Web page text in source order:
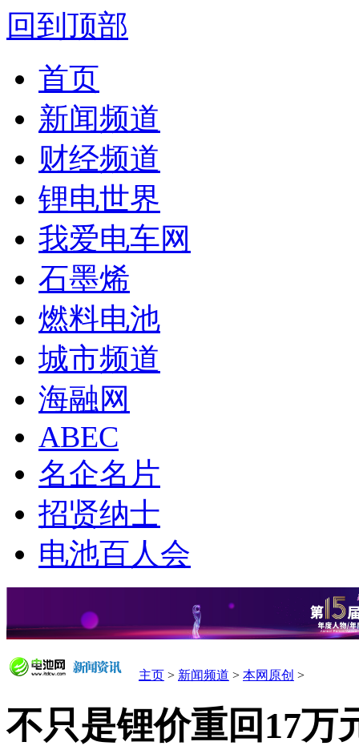
回到顶部
首页
新闻频道
财经频道
锂电世界
我爱电车网
石墨烯
燃料电池
城市频道
海融网
ABEC
名企名片
招贤纳士
电池百人会
主页 > 新闻频道 > 本网原创 >
不只是锂价重回17万